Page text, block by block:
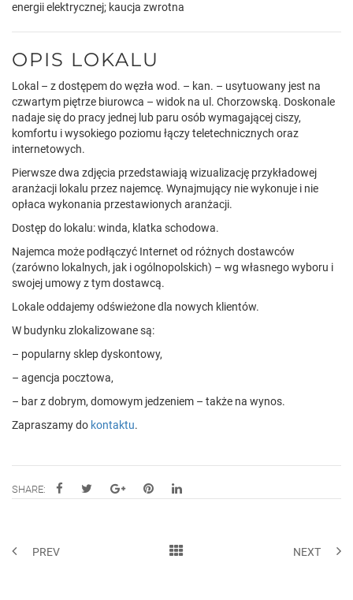
energii elektrycznej; kaucja zwrotna
OPIS LOKALU
Lokal – z dostępem do węzła wod. – kan. – usytuowany jest na
czwartym piętrze biurowca – widok na ul. Chorzowską. Doskonale
nadaje się do pracy jednej lub paru osób wymagającej ciszy,
komfortu i wysokiego poziomu łączy teletechnicznych oraz
internetowych.
Pierwsze dwa zdjęcia przedstawiają wizualizację przykładowej
aranżacji lokalu przez najemcę. Wynajmujący nie wykonuje i nie
opłaca wykonania przestawionych aranżacji.
Dostęp do lokalu: winda, klatka schodowa.
Najemca może podłączyć Internet od różnych dostawców
(zarówno lokalnych, jak i ogólnopolskich) – wg własnego wyboru i
swojej umowy z tym dostawcą.
Lokale oddajemy odświeżone dla nowych klientów.
W budynku zlokalizowane są:
– popularny sklep dyskontowy,
– agencja pocztowa,
– bar z dobrym, domowym jedzeniem – także na wynos.
Zapraszamy do kontaktu.
SHARE:
PREV NEXT